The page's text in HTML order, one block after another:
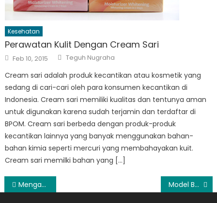
Kesehatan
Perawatan Kulit Dengan Cream Sari
Posted
on
Feb 10, 2015 Author
Teguh Nugraha
Cream sari adalah produk kecantikan atau kosmetik yang
sedang di cari-cari oleh para konsumen kecantikan di
Indonesia. Cream sari memiliki kualitas dan tentunya aman
untuk digunakan karena sudah terjamin dan terdaftar di
BPOM. Cream sari berbeda dengan produk-produk
kecantikan lainnya yang banyak menggunakan bahan-
bahan kimia seperti mercuri yang membahayakan kuit.
Cream sari memilki bahan yang […]
Post
Mengawali Karier dengan Melihat Passion Diri Sendiri Model Baju Hamil